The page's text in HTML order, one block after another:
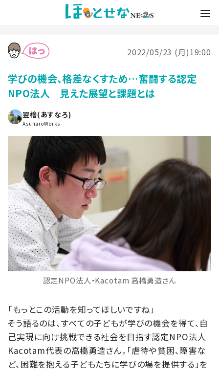
2022/05/23 (月)19:00
学びの機会、格差なくすため…奮闘する認定
NPO法人 見えた展望と課題とは
翌檜(あすなろ)
AsunaroWorks
認定NPO法人・Kacotam 高橋勇造さん
「もっとこの活動を知ってほしいですね」
そう語るのは、すべての子どもが学びの機会を得て、自
己実現に向け挑戦できる社会を目指す認定NPO法人
Kacotam代表の高橋勇造さん。「虐待や貧困、障害な
ど、困難を抱える子どもたちに学びの場を提供する」を